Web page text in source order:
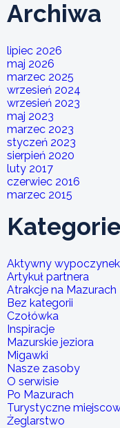
Archiwa
lipiec 2026
maj 2026
marzec 2025
wrzesień 2024
wrzesień 2023
maj 2023
marzec 2023
styczeń 2023
sierpień 2020
luty 2017
czerwiec 2016
marzec 2015
Kategorie
Aktywny wypoczynek
Artykuł partnera
Atrakcje na Mazurach
Bez kategorii
Czołówka
Inspiracje
Mazurskie jeziora
Migawki
Nasze zasoby
O serwisie
Po Mazurach
Turystyczne
Żeglarstwo